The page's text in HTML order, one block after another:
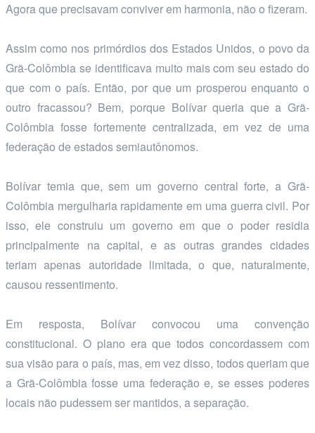
Agora que precisavam conviver em harmonia, não o fizeram.
Assim como nos primórdios dos Estados Unidos, o povo da
Grã-Colômbia se identificava muito mais com seu estado do
que com o país. Então, por que um prosperou enquanto o
outro fracassou? Bem, porque Bolívar queria que a Grã-
Colômbia fosse fortemente centralizada, em vez de uma
federação de estados semiautônomos.
Bolívar temia que, sem um governo central forte, a Grã-
Colômbia mergulharia rapidamente em uma guerra civil. Por
isso, ele construiu um governo em que o poder residia
principalmente na capital, e as outras grandes cidades
teriam apenas autoridade limitada, o que, naturalmente,
causou ressentimento.
Em resposta, Bolívar convocou uma convenção
constitucional. O plano era que todos concordassem com
sua visão para o país, mas, em vez disso, todos queriam que
a Grã-Colômbia fosse uma federação e, se esses poderes
locais não pudessem ser mantidos, a separação.